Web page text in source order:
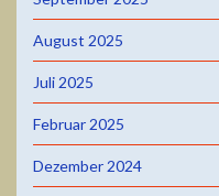
August 2025
Juli 2025
Februar 2025
Dezember 2024